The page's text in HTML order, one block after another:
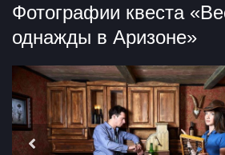
Фотографии квеста
однажды в Аризоне»